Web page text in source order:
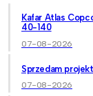
Kafar Atlas
40-140
07-08-2026
Sprzedam
07-08-2026